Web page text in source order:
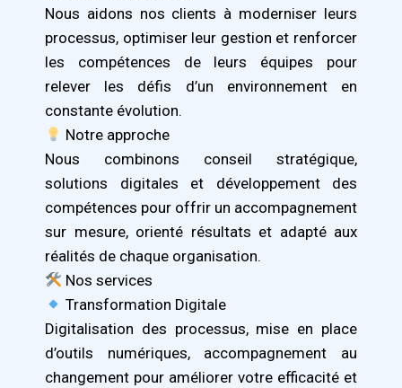
Nous aidons nos clients à moderniser leurs
processus, optimiser leur gestion et renforcer
les compétences de leurs équipes pour
relever les défis d’un environnement en
constante évolution.
Notre approche
Nous combinons conseil stratégique,
solutions digitales et développement des
compétences pour offrir un accompagnement
sur mesure, orienté résultats et adapté aux
réalités de chaque organisation.
Nos services
Transformation Digitale
Digitalisation des processus, mise en place
d’outils numériques, accompagnement au
changement pour améliorer votre efficacité et